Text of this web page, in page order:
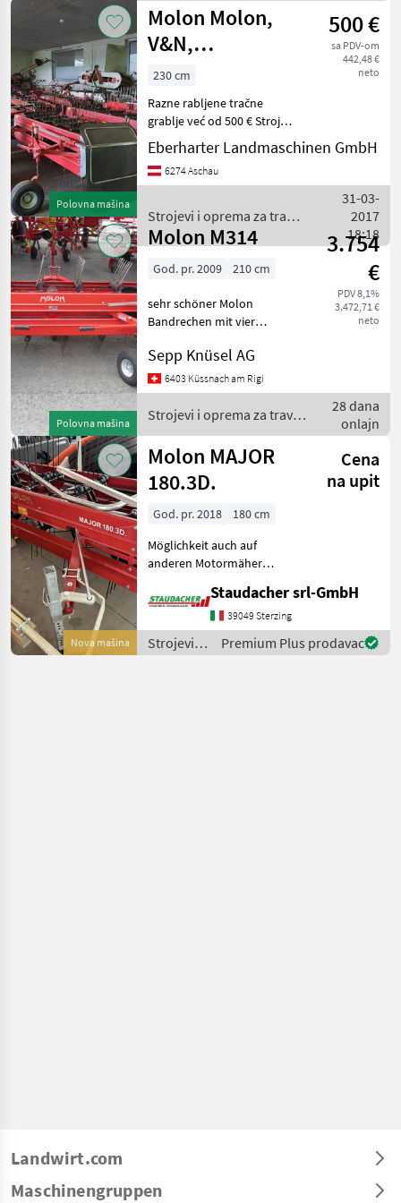
Polovna mašina
Molon Molon,
V&N,
Reforma,....
500 €
sa PDV-om
442,48 €
neto
230 cm
Razne rabljene tračne
grablje već od 500 € Strojevi
i oprema za travu i baliranje
Grablje
Eberharter Landmaschinen GmbH
6274 Aschau
Strojevi i oprema za travu
i baliranje / Molon
31-03-
2017
18:18
Polovna mašina
Molon M314
3.754
€
PDV 8,1%
3.472,71 €
neto
God. pr. 2009 210 cm
sehr schöner Molon
Bandrechen mit vier
Reform oder Rasant. 540
U/Min links Strojevi i
oprema za travu i baliranje
Grablje
Sepp Knüsel AG
6403 Küssnach am Rigi
Strojevi i oprema za travu i
baliranje / Molon
28 dana
onlajn
Nova mašina
Molon MAJOR
180.3D.
Cena
na upit
God. pr. 2018
180 cm
Möglichkeit auch auf
anderen Motormäher
oprema za travu i baliranje
Staudacher srl-GmbH
39049 Sterzing
Strojevi i
oprema
Premium Plus prodavac
Landwirt.com
Maschinengruppen